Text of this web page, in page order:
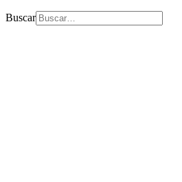
Buscar